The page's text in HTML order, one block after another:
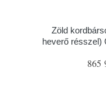
Zöld
heverő résszel)
865